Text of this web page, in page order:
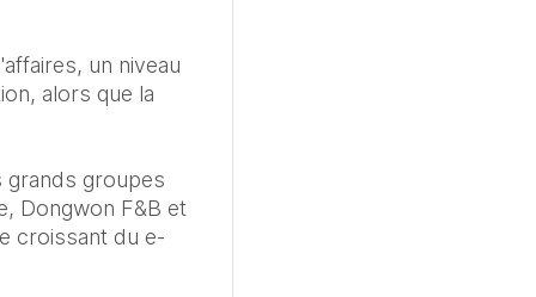
un niveau
alors que la
grands groupes
Dongwon F&B et
croissant du e-